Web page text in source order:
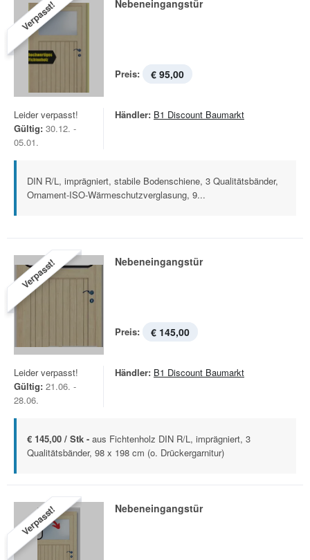
Verpasst! Nebeneingangstür
Preis: € 95,00
Leider verpasst!
Gültig: 30.12. -
05.01.
Händler: B1 Discount Baumarkt
DIN R/L, imprägniert, stabile Bodenschiene, 3 Qualitätsbänder,
Ornament-ISO-Wärmeschutzverglasung, 9...
Verpasst! Nebeneingangstür
Preis: € 145,00
Leider verpasst!
Gültig: 21.06. -
28.06.
Händler: B1 Discount Baumarkt
€ 145,00 / Stk - aus Fichtenholz DIN R/L, imprägniert, 3
Qualitätsbänder, 98 x 198 cm (o. Drückergarnitur)
Verpasst! Nebeneingangstür